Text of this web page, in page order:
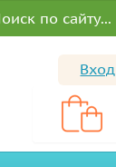
Вход